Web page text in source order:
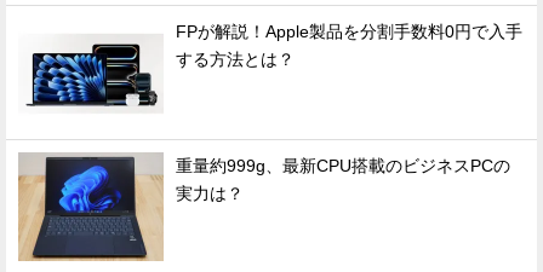
FPが解説！Apple製品を分割手数料0円で入手
する方法とは？
重量約999g、最新CPU搭載のビジネスPCの
実力は？